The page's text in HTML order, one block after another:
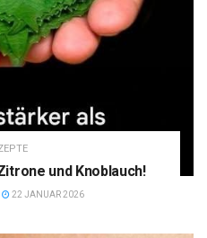
und Knoblauch!
22 JANUAR 2026